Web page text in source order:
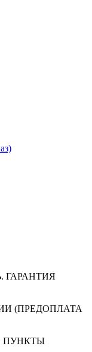
ГАРАНТИЯ
(ПРЕДОПЛАТА
ПУНКТЫ